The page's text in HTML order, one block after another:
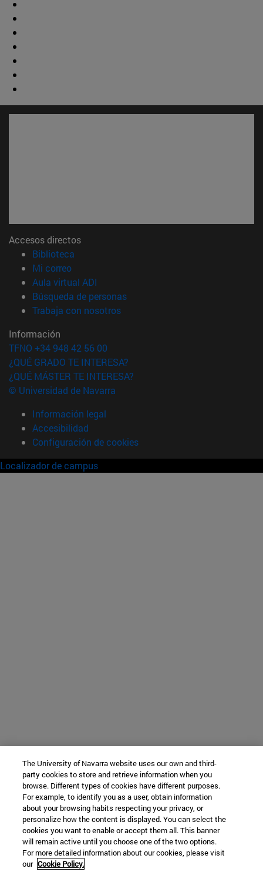
Accesos directos
Biblioteca
Mi correo(abre en nueva ventana)
Aula virtual ADI
Búsqueda de personas(abre en nueva ventana)
Trabaja con nosotros(abre en nueva ventana)
Información
TFNO +34 948 42 56 00
¿QUÉ GRADO TE INTERESA?
¿QUÉ MÁSTER TE INTERESA?
© Universidad de Navarra
Información legal
Accesibilidad
Configuración de cookies
Localizador de campus
The University of Navarra website uses our own and third-
party cookies to store and retrieve information when you
browse. Different types of cookies have different purposes.
For example, to identify you as a user, obtain information
about your browsing habits respecting your privacy, or
personalize how the content is displayed. You can select the
cookies you want to enable or accept them all. This banner
will remain active until you choose one of the two options.
For more detailed information about our cookies, please visit
our Cookie Policy.